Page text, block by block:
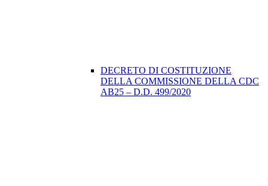
DECRETO DI COSTITUZIONE
DELLA COMMISSIONE DELLA CDC
AB25 – D.D. 499/2020